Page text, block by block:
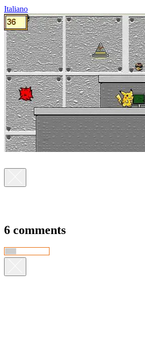
Italiano
6 comments